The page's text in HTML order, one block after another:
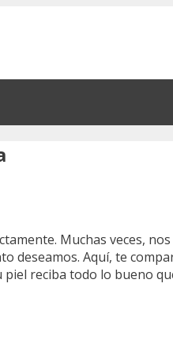
Muchas veces,
deseamos. Aquí, te
reciba todo lo bueno